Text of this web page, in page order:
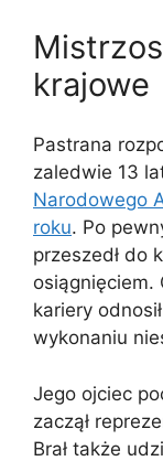
krajowe
Pastrana
zaledwie 13
Narodowego
roku. Po
przeszedł do
osiągnięciem.
kariery
wykonaniu
Jego ojciec
zaczął
Brał także